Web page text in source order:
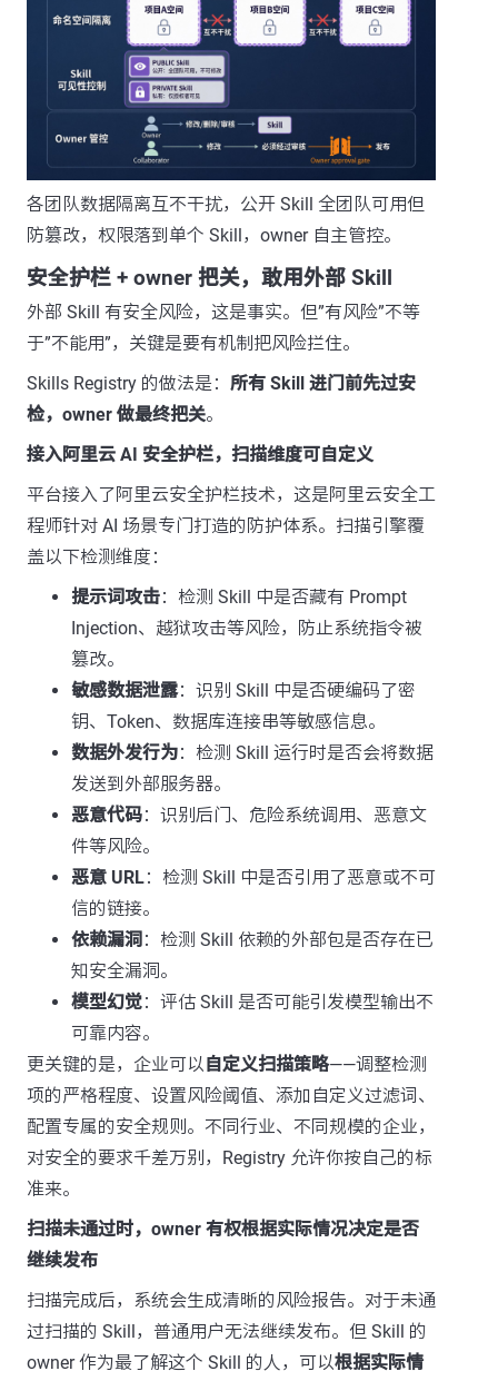
各团队数据隔离互不干扰，公开 Skill 全团队可用但
防篡改，权限落到单个 Skill，owner 自主管控。
安全护栏 + owner 把关，敢用外部 Skill
外部 Skill 有安全风险，这是事实。但”有风险”不等
于”不能用”，关键是要有机制把风险拦住。
Skills Registry 的做法是： 所有 Skill 进门前先过安
检，owner 做最终把关。
接入阿里云 AI 安全护栏，扫描维度可自定义
平台接入了阿里云安全护栏技术，这是阿里云安全工
程师针对 AI 场景专门打造的防护体系。扫描引擎覆
盖以下检测维度：
提示词攻击：检测 Skill 中是否藏有 Prompt
Injection、越狱攻击等风险，防止系统指令被
篡改。
敏感数据泄露：识别 Skill 中是否硬编码了密
钥、Token、数据库连接串等敏感信息。
数据外发行为：检测 Skill 运行时是否会将数据
发送到外部服务器。
恶意代码：识别后门、危险系统调用、恶意文
件等风险。
恶意 URL：检测 Skill 中是否引用了恶意或不可
信的链接。
依赖漏洞 ：检测 Skill 依赖的外部包是否存在已
知安全漏洞。
模型幻觉：评估 Skill 是否可能引发模型输出不
可靠内容。
更关键的是，企业可以 自定义扫描策略——调整检测
项的严格程度、设置风险阈值、添加自定义过滤词、
配置专属的安全规则。不同行业、不同规模的企业，
对安全的要求千差万别，Registry 允许你按自己的标
准来。
扫描未通过时，owner 有权根据实际情况决定是否
继续发布
扫描完成后，系统会生成清晰的风险报告。对于未通
过扫描的 Skill，普通用户无法继续发布。但 Skill 的
owner 作为最了解这个 Skill 的人，可以根据实际情